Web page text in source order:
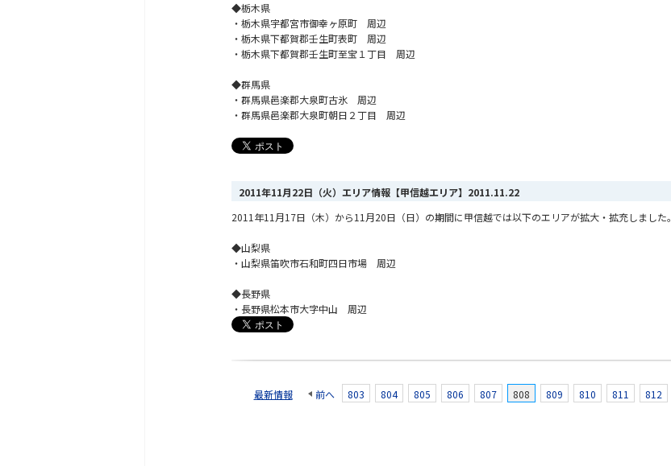
◆栃木県
・栃木県宇都宮市御幸ヶ原町 周辺
・栃木県下都賀郡壬生町表町 周辺
・栃木県下都賀郡壬生町至宝１丁目 周辺
◆群馬県
・群馬県邑楽郡大泉町古氷 周辺
・群馬県邑楽郡大泉町朝日２丁目 周辺
2011年11月22日（火）エリア情報【甲信越エリア】 2011.11.22
2011年11月17日（木）から11月20日（日）の期間に甲信越では以下のエリアが拡大・拡充しました。
◆山梨県
・山梨県笛吹市石和町四日市場 周辺
◆長野県
・長野県松本市大字中山 周辺
最新情報 前へ 803 804 805 806 807 808 809 810 811 812